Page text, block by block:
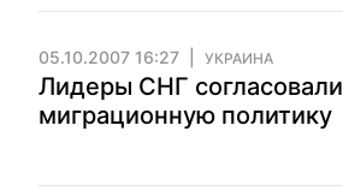
05.10.2007 16:27 УКРАИНА
Лидеры СНГ согласовали
миграционную политику